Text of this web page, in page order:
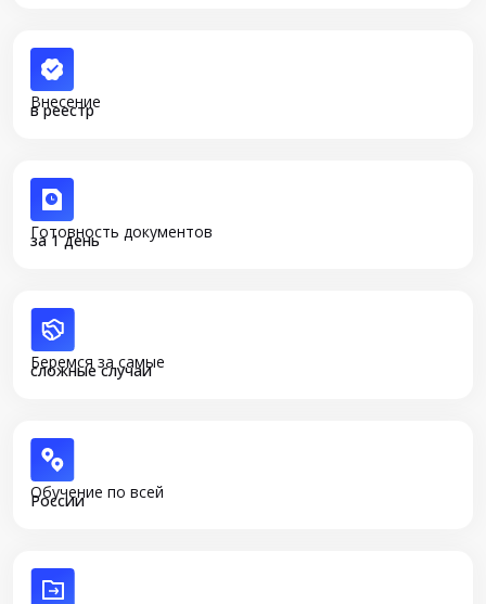
Внесение
в реестр
Готовность документов
за 1 день
Беремся за самые
сложные случаи
Обучение по всей
России